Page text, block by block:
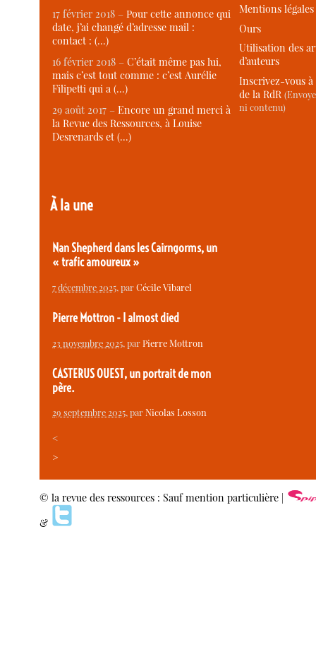
17 février 2018 –Pour cette annonce qui
date, j’ai changé d’adresse mail :
contact : (…)
16 février 2018 –C’était même pas lui,
mais c’est tout comme : c’est Aurélie
Filipetti qui a (…)
29 août 2017 –Encore un grand merci à
la Revue des Ressources, à Louise
Desrenards et (…)
À la une
Nan Shepherd dans les Cairngorms, un
« trafic amoureux »
7 décembre 2025, parCécile Vibarel
Pierre Mottron - I almost died
23 novembre 2025, parPierre Mottron
CASTERUS OUEST, un portrait de mon
père.
29 septembre 2025, parNicolas Losson
<
>
Mentions légales
Ours
Utilisation des
d’auteurs
Inscrivez-vous
de la RdR
ni contenu)
© la revue des ressources : Sauf mention particulière |
&